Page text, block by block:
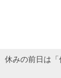
休みの前日は